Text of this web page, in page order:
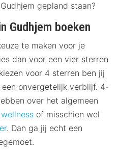
gepland staan?
Gudhjem boeken
te maken voor je
dan voor een vier sterren
voor 4 sterren ben jij
onvergetelijk verblijf. 4-
over het algemeen
wellness of misschien wel
. Dan ga jij echt een